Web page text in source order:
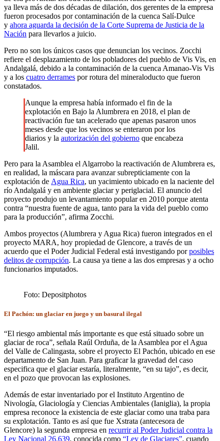
ya lleva más de dos décadas de dilación, dos gerentes de la empresa
fueron procesados por contaminación de la cuenca Salí-Dulce
y ahora aguarda la decisión de la Corte Suprema de Justicia de la
Nación para llevarlos a juicio.
Pero no son los únicos casos que denuncian los vecinos. Zocchi
refiere el desplazamiento de los pobladores del pueblo de Vis Vis, en
Andalgalá, debido a la contaminación de la cuenca Amanao-Vis Vis
y a los cuatro derrames por rotura del mineraloducto que fueron
constatados.
Aunque la empresa había informado el fin de la
explotación en Bajo la Alumbrera en 2018, el plan de
reactivación fue tan acelerado que apenas pasaron unos
meses desde que los vecinos se enteraron por los
diarios y la autorización del gobierno que encabeza
Jalil.
Pero para la Asamblea el Algarrobo la reactivación de Alumbrera es,
en realidad, la máscara para avanzar subrepticiamente con la
explotación de Agua Rica, un yacimiento ubicado en la naciente del
río Andalgalá y en ambiente glaciar y periglacial. El anuncio del
proyecto produjo un levantamiento popular en 2010 porque atenta
contra “nuestra fuente de agua, tanto para la vida del pueblo como
para la producción”, afirma Zocchi.
Ambos proyectos (Alumbrera y Agua Rica) fueron integrados en el
proyecto MARA, hoy propiedad de Glencore, a través de un
acuerdo que el Poder Judicial Federal está investigando porposibles
delitos de corrupción. La causa ya tiene a las dos empresas y a ocho
funcionarios imputados.
Foto: Depositphotos
El Pachón: un glaciar en juego y un basural ilegal
“El riesgo ambiental más importante es que está situado sobre un
glaciar de roca”, señala Raúl Orduña, de la Asamblea por el Agua
del Valle de Calingasta, sobre el proyecto El Pachón, ubicado en ese
departamento de San Juan. Para graficar la gravedad del caso
especifica que el glaciar estaría, literalmente, “en su tajo”, es decir,
en el pozo que provocan las explosiones.
Además de estar inventariado por el Instituto Argentino de
Nivología, Glaciología y Ciencias Ambientales (Ianiglia), la propia
empresa reconoce la existencia de este glaciar como una traba para
su explotación. Tanto es así que fue Xstrata (antecesora de
Glencore) la segunda empresa en recurrir al Poder Judicial contra la
Ley Nacional 26.639, conocida como “Ley de Glaciares”, cuando